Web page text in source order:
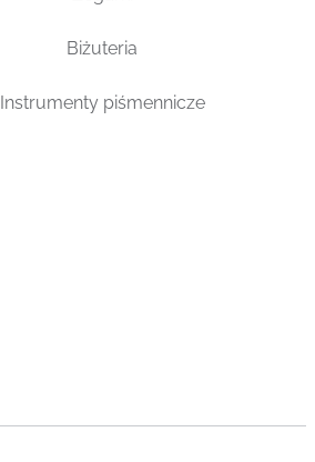
Biżuteria
Instrumenty piśmennicze